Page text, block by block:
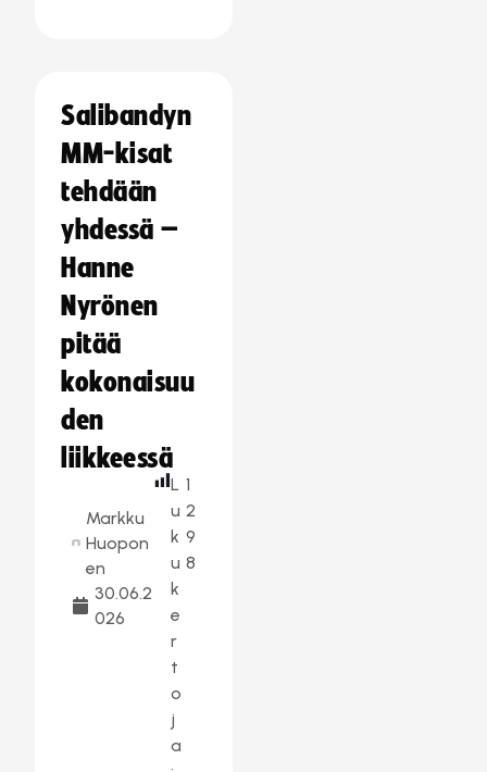
Salibandyn
MM-kisat
tehdään
yhdessä –
Hanne
Nyrönen
pitää
kokonaisuu
den
liikkeessä
Markku
Huopon
en
30.06.2
026
L
u
k
u
k
e
r
t
o
j
a
1
2
9
8